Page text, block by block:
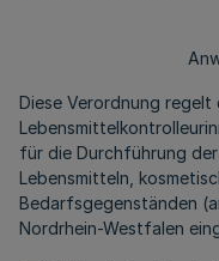
Diese Verordnung
für die Durchführung
Lebensmitteln,
Bedarfsgegenständen
Nordrhein-Westfalen